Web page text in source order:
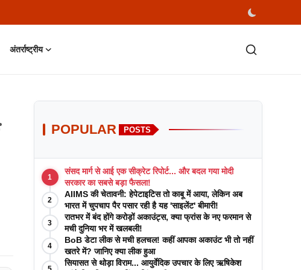
अंतर्राष्ट्रीय
POPULAR POSTS
1
संसद मार्ग से आई एक सीक्रेट रिपोर्ट... और बदल गया मोदी
सरकार का सबसे बड़ा फैसला!
2
AIIMS की चेतावनी: हेपेटाइटिस तो काबू में आया, लेकिन अब
भारत में चुपचाप पैर पसार रही है यह 'साइलेंट' बीमारी!
3
रातभर में बंद होंगे करोड़ों अकाउंट्स, क्या फ्रांस के नए फरमान से
मची दुनिया भर में खलबली!
4
BoB डेटा लीक से मची हलचल! कहीं आपका अकाउंट भी तो नहीं
खतरे में? जानिए क्या लीक हुआ
सियासत से थोड़ा विराम... आयुर्वेदिक उपचार के लिए ऋषिकेश